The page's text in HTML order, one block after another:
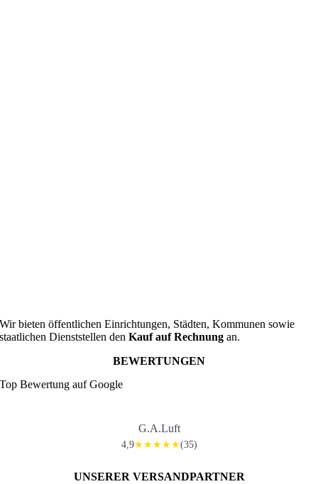
Wir bieten öffentlichen Einrichtungen, Städten, Kommunen sowie
staatlichen Dienststellen denKauf auf Rechnung an.
BEWERTUNGEN
Top Bewertung auf Google
G.A.Luft
4,9★★★★★(35)
UNSERER VERSANDPARTNER